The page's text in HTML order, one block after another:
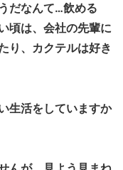
だなんて…飲める
頃は、会社の先輩に
り、カクテルは好き
生活をしていますか